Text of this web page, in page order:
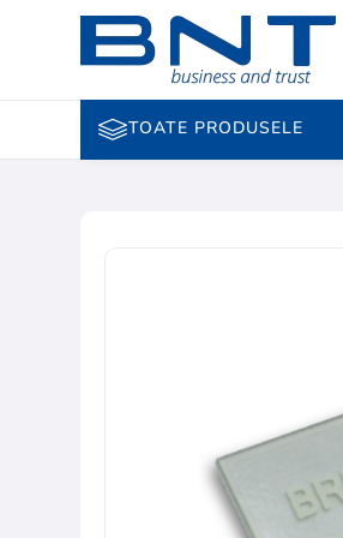
TOATE PRODUSELE